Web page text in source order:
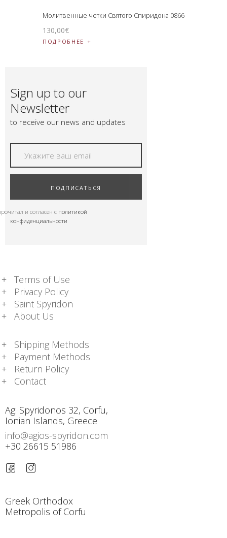
Молитвенные четки Святого Спиридона 0866
130,00€
ПОДРОБНЕЕ
Sign up to our
Newsletter
to receive our news and updates
ПОДПИСАТЬСЯ
и согласен с политикой
конфиденциальности
Terms of Use
Privacy Policy
Saint Spyridon
About Us
Shipping Methods
Payment Methods
Return Policy
Contact
Ag. Spyridonos 32, Corfu,
Ionian Islands, Greece
info@agios-spyridon.com
+30 26615 51986
Greek Orthodox
Metropolis of Corfu